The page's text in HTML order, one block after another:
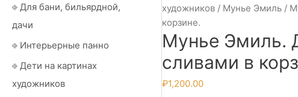
⎆ Для бани, бильярдной,
дачи
⎆ Интерьерные панно
⎆ Дети на картинах
художников
художников/ Мунье Эмиль/
корзине.
Мунье Эмиль.
сливами в
₽1,200.00